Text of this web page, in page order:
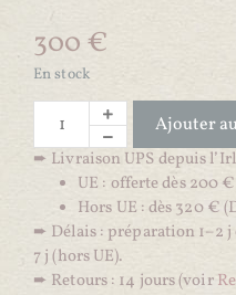
300 €
En stock
Ajouter
➨ Livraison UPS depuis
UE : offerte dès 200 €
Hors UE : dès 320 €
➨ Délais : préparation 1–2
7 j (hors UE).
➨ Retours : 14 jours (voir